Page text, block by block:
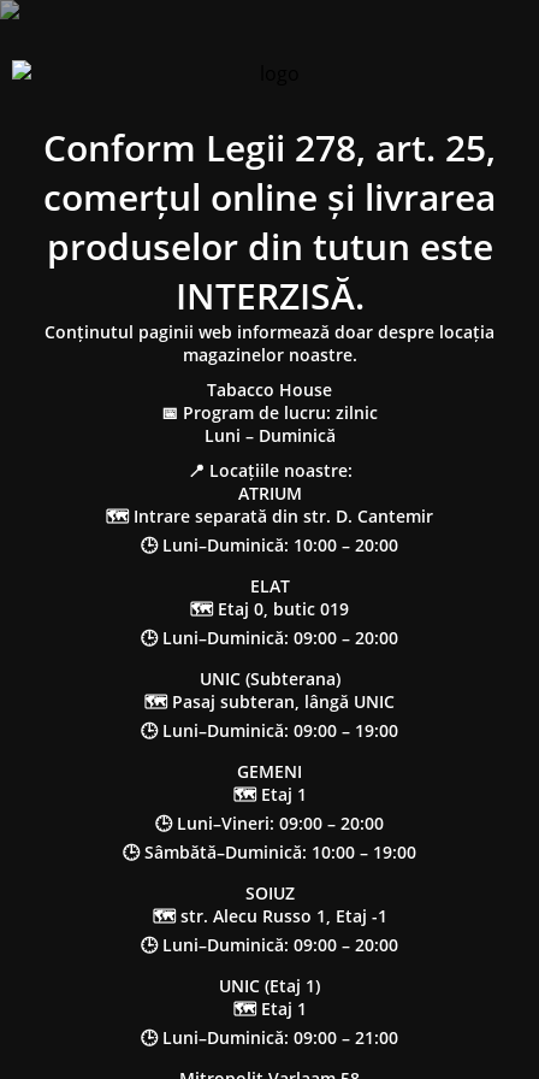
Conform Legii 278, art. 25,
comerțul online și livrarea
produselor din tutun este
INTERZISĂ.
Conținutul paginii web informează doar despre locația
magazinelor noastre.
Tabacco House
📅 Program de lucru: zilnic
Luni – Duminică
📍 Locațiile noastre:
ATRIUM
🗺 Intrare separată din str. D. Cantemir
🕒 Luni–Duminică: 10:00 – 20:00
ELAT
🗺 Etaj 0, butic 019
🕒 Luni–Duminică: 09:00 – 20:00
UNIC (Subterana)
🗺 Pasaj subteran, lângă UNIC
🕒 Luni–Duminică: 09:00 – 19:00
GEMENI
🗺 Etaj 1
🕒 Luni–Vineri: 09:00 – 20:00
🕒 Sâmbătă–Duminică: 10:00 – 19:00
SOIUZ
🗺 str. Alecu Russo 1, Etaj -1
🕒 Luni–Duminică: 09:00 – 20:00
UNIC (Etaj 1)
🗺 Etaj 1
🕒 Luni–Duminică: 09:00 – 21:00